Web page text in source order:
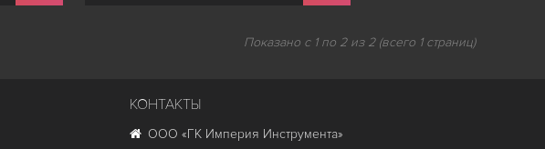
Показано с 1 по 2 из 2 (всего 1 страниц)
КОНТАКТЫ
ООО «ГК Империя Инструмента»